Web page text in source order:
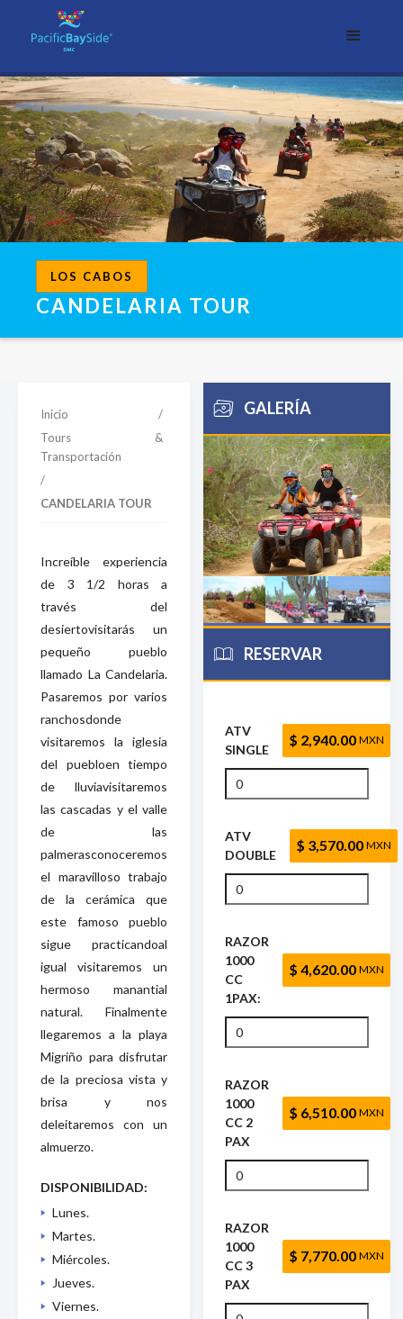
LOS CABOS
CANDELARIA TOUR
Inicio
/
Tours &
Transportación
/
CANDELARIA TOUR
Increíble experiencia
de 3 1/2 horas a
través del
desiertovisitarás un
pequeño pueblo
llamado La Candelaria.
Pasaremos por varios
ranchosdonde
visitaremos la iglesia
del puebloen tiempo
de lluviavisitaremos
las cascadas y el valle
de las
palmerasconoceremos
el maravilloso trabajo
de la cerámica que
este famoso pueblo
sigue practicandoal
igual visitaremos un
hermoso manantial
natural. Finalmente
llegaremos a la playa
Migriño para disfrutar
de la preciosa vista y
brisa y nos
deleitaremos con un
almuerzo.
DISPONIBILIDAD:
Lunes.
Martes.
Miércoles.
Jueves.
Viernes.
GALERÍA
RESERVAR
ATV
SINGLE
$ 2,940.00 MXN
ATV
DOUBLE
$ 3,570.00 MXN
RAZOR
1000
CC
1PAX:
$ 4,620.00 MXN
RAZOR
1000
CC 2
PAX
$ 6,510.00 MXN
RAZOR
1000
CC 3
PAX
$ 7,770.00 MXN